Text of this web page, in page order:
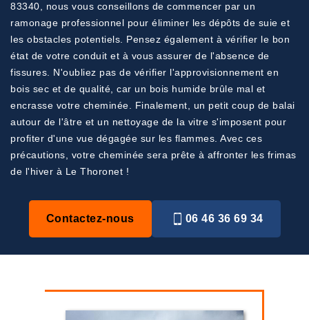
83340, nous vous conseillons de commencer par un
ramonage professionnel pour éliminer les dépôts de suie et
les obstacles potentiels. Pensez également à vérifier le bon
état de votre conduit et à vous assurer de l'absence de
fissures. N'oubliez pas de vérifier l'approvisionnement en
bois sec et de qualité, car un bois humide brûle mal et
encrasse votre cheminée. Finalement, un petit coup de balai
autour de l'âtre et un nettoyage de la vitre s'imposent pour
profiter d'une vue dégagée sur les flammes. Avec ces
précautions, votre cheminée sera prête à affronter les frimas
de l'hiver à Le Thoronet !
Contactez-nous 06 46 36 69 34